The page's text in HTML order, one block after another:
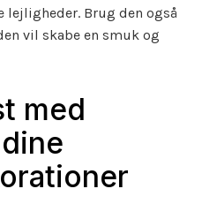
Brug den også
vil skabe en smuk og
med